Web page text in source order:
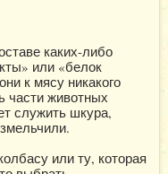
каких-либо
или «белок
к мясу никакого
части животных
служить шкура,
или ту, которая